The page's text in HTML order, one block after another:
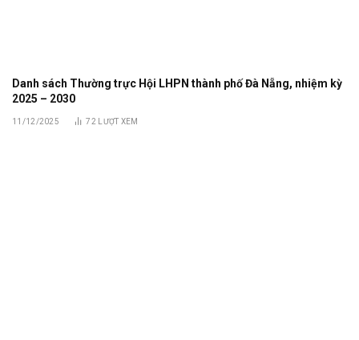
Danh sách Thường trực Hội LHPN thành phố Đà Nẵng, nhiệm kỳ
2025 – 2030
11/12/2025 72 LƯỢT XEM